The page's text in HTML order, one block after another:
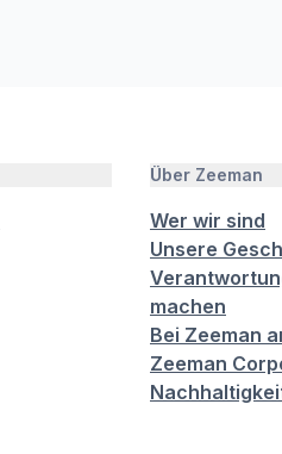
Über Zeeman
Wer wir sind
Unsere
machen
Bei Zeeman
Zeeman